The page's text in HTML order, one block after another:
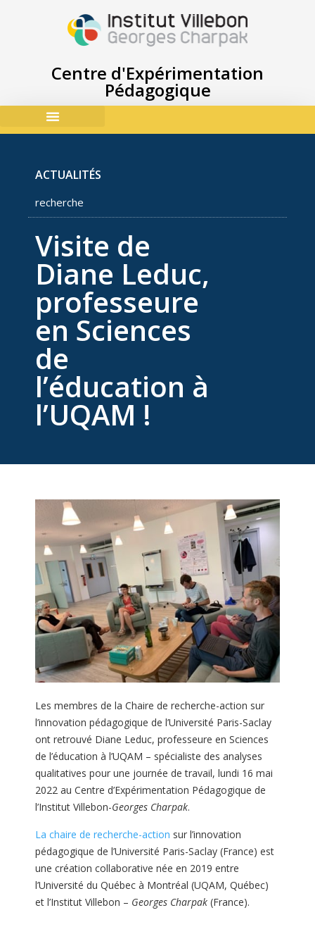
Centre d'Expérimentation
Pédagogique
ACTUALITÉS
recherche
Visite de
Diane Leduc,
professeure
en Sciences
de
l’éducation à
l’UQAM !
Les membres de la Chaire de recherche-action sur
l’innovation pédagogique de l’Université Paris-Saclay
ont retrouvé Diane Leduc, professeure en Sciences
de l’éducation à l’UQAM – spécialiste des analyses
qualitatives pour une journée de travail, lundi 16 mai
2022 au Centre d’Expérimentation Pédagogique de
l’Institut Villebon-Georges Charpak.
La chaire de recherche-action sur l’innovation
pédagogique de l’Université Paris-Saclay (France) est
une création collaborative née en 2019 entre
l’Université du Québec à Montréal (UQAM, Québec)
et l’Institut Villebon – Georges Charpak (France).